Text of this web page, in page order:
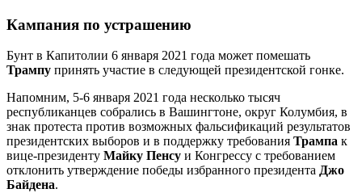
Кампания по устрашению
Бунт в Капитолии 6 января 2021 года может помешать
Трампу принять участие в следующей президентской гонке.
Напомним, 5-6 января 2021 года несколько тысяч
республиканцев собрались в Вашингтоне, округ Колумбия, в
знак протеста против возможных фальсификаций результатов
президентских выборов и в поддержку требования Трампа к
вице-президенту Майку Пенсу и Конгрессу с требованием
отклонить утверждение победы избранного президента Джо
Байдена.